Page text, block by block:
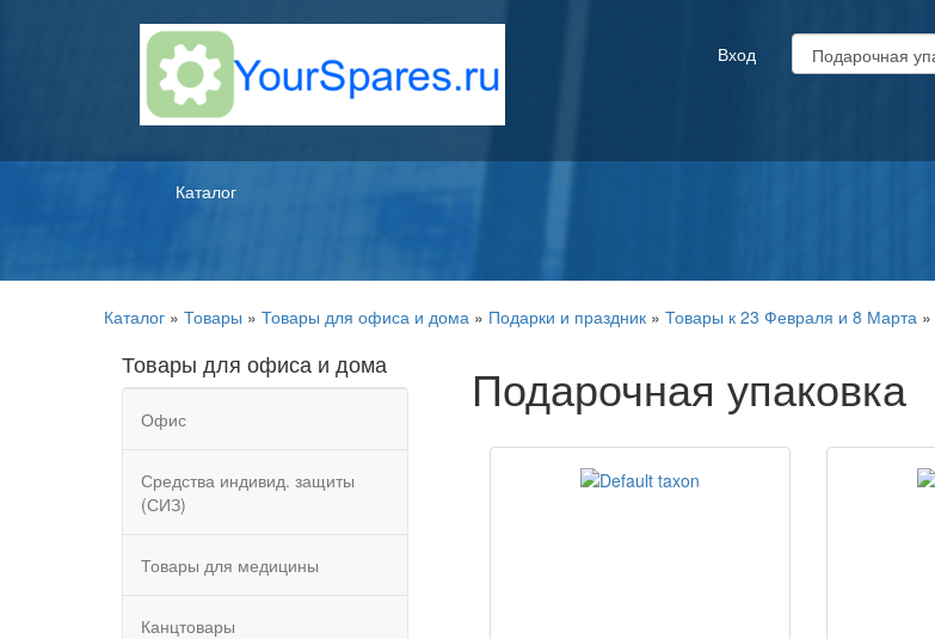
Вход
Каталог
Каталог » Товары » Товары для офиса и дома » Подарки и праздник » Товары к 23 Февраля и 8 Марта »
Товары для офиса и дома
Офис
Средства индивид. защиты
(СИЗ)
Товары для медицины
Канцтовары
Подарочная упаковка